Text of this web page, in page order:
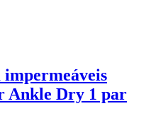
impermeáveis
Ankle Dry 1 par